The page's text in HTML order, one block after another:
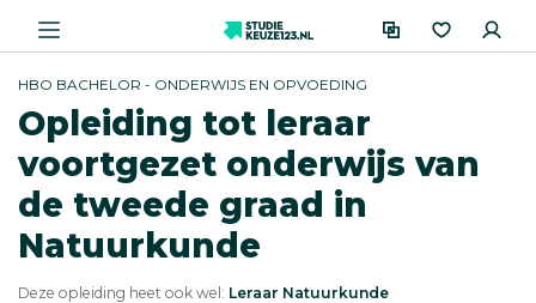
HBO BACHELOR - ONDERWIJS EN OPVOEDING
Opleiding tot leraar
voortgezet onderwijs van
de tweede graad in
Natuurkunde
Deze opleiding heet ook wel: Leraar Natuurkunde